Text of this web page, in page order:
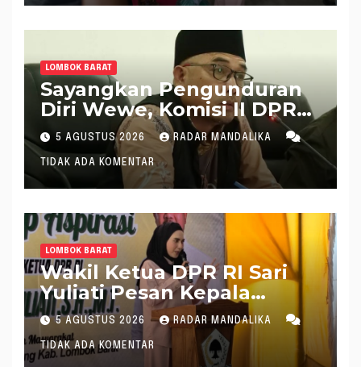
LOMBOK BARAT
Sayangkan Pengunduran
Diri Wewe, Komisi II DPRD
Lobar Puji Kinerjanya
Selama Tangani Tripat
5 AGUSTUS 2026 RADAR MANDALIKA
TIDAK ADA KOMENTAR
LOMBOK BARAT
Wakil Ketua DPR RI Sari
Yuliati Pesan Kepala
Daerah Jalankan Amanah
Sesuai Tugas
5 AGUSTUS 2026 RADAR MANDALIKA
TIDAK ADA KOMENTAR